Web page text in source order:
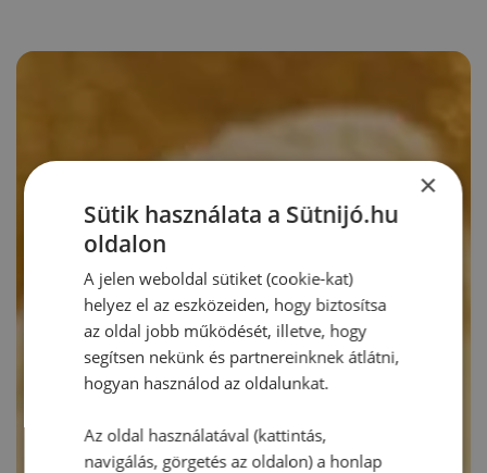
×
Sütik használata a Sütnijó.hu
oldalon
A jelen weboldal sütiket (cookie-kat)
helyez el az eszközeiden, hogy biztosítsa
az oldal jobb működését, illetve, hogy
segítsen nekünk és partnereinknek átlátni,
hogyan használod az oldalunkat.
Az oldal használatával (kattintás,
navigálás, görgetés az oldalon) a honlap